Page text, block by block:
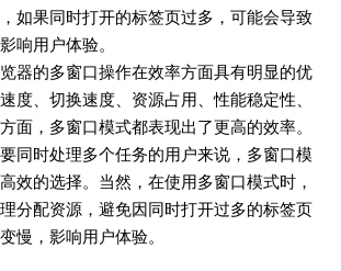
如果同时打开的标签页过多，可能会导致
响用户体验。
器的多窗口操作在效率方面具有明显的优
度、切换速度、资源占用、性能稳定性、
面，多窗口模式都表现出了更高的效率。
同时处理多个任务的用户来说，多窗口模
效的选择。当然，在使用多窗口模式时，
分配资源，避免因同时打开过多的标签页
慢，影响用户体验。